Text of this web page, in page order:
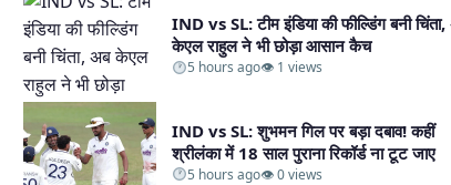
IND vs SL: टीम इंडिया की फील्डिंग बनी
केएल राहुल ने भी छोड़ा आसान कैच​
5 hours ago👁 1 views
IND vs SL: शुभमन गिल पर बड़ा दबाव! कहीं
श्रीलंका में 18 साल पुराना रिकॉर्ड ना टूट जाए​
5 hours ago👁 0 views